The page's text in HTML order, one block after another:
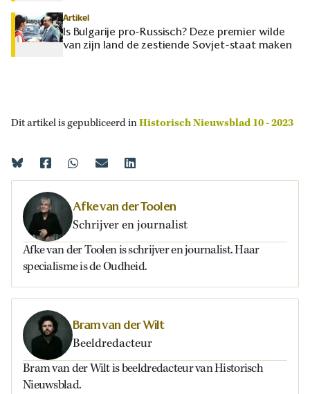
Artikel
Is Bulgarije pro-Russisch? Deze premier wilde
van zijn land de zestiende Sovjet-staat maken
Dit artikel is gepubliceerd inHistorisch Nieuwsblad 10 - 2023
Afke van der Toolen
Schrijver en journalist
Afke van der Toolen is schrijver en journalist. Haar
specialisme is de Oudheid.
Bram van der Wilt
Beeldredacteur
Bram van der Wilt is beeldredacteur van Historisch
Nieuwsblad.